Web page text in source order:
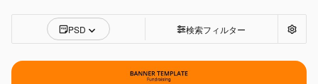
PSD 検索フィルター